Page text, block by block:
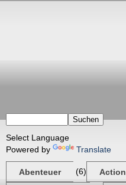
Powered by Translate
Abenteuer (6) Action